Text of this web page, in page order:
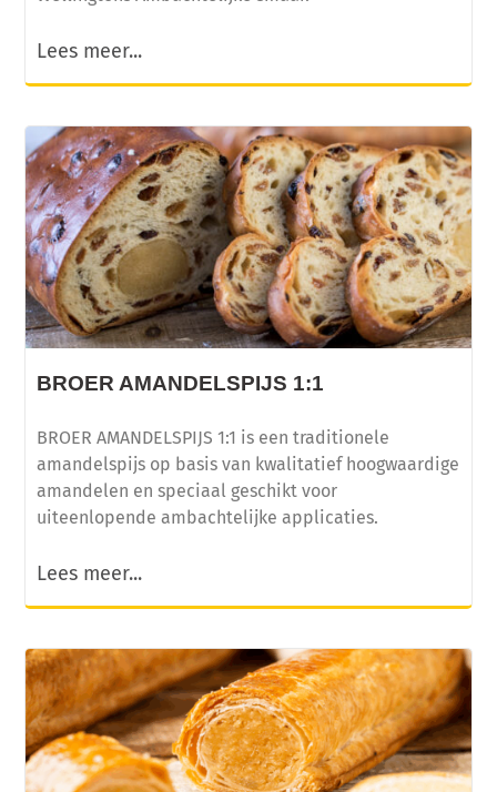
Lees meer...
BROER AMANDELSPIJS 1:1
BROER AMANDELSPIJS 1:1 is een traditionele
amandelspijs op basis van kwalitatief hoogwaardige
amandelen en speciaal geschikt voor
uiteenlopende ambachtelijke applicaties.
Lees meer...